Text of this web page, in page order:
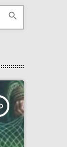
search